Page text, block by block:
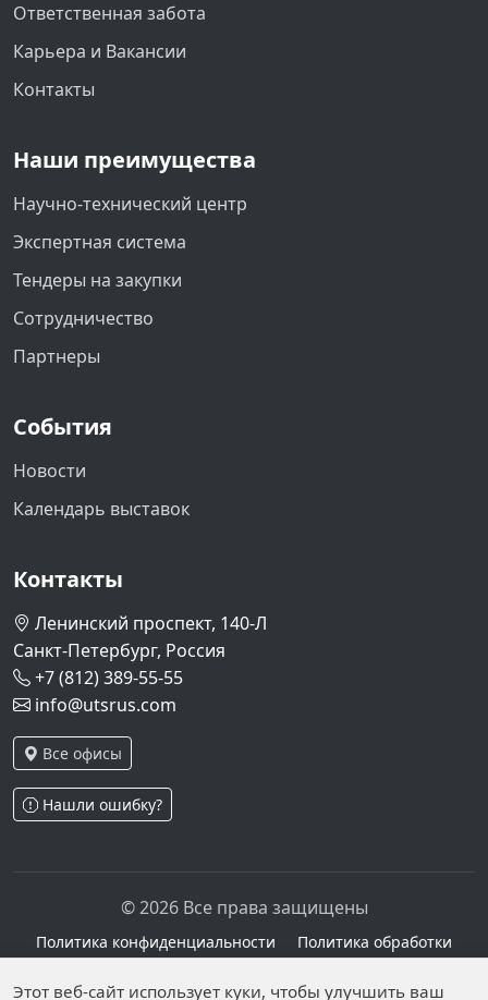
Ответственная забота
Карьера и Вакансии
Контакты
Наши преимущества
Научно-технический центр
Экспертная система
Тендеры на закупки
Сотрудничество
Партнеры
События
Новости
Календарь выставок
Контакты
Ленинский проспект, 140-Л
Санкт-Петербург, Россия
+7 (812) 389-55-55
info@utsrus.com
Все офисы
Нашли ошибку?
© 2026 Все права защищены
Политика конфиденциальности
Политика обработки
Персональные данные опубликованы на сайте при
Этот веб-сайт использует куки, чтобы улучшить ваш